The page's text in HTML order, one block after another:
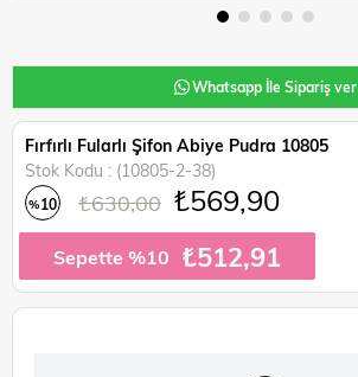
Whatsapp İle Sipariş ver
Fırfırlı Fularlı Şifon Abiye Pudra 10805
Stok Kodu
(10805-2-38)
%10 ₺630,00 ₺569,90
Sepette %10 ₺512,91